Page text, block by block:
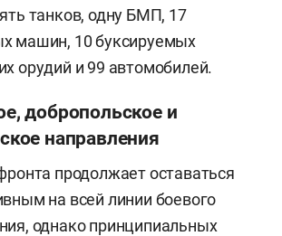
танков, одну БМП, 17
машин, 10 буксируемых
орудий и 99 автомобилей.
добропольское и
направления
продолжает оставаться
на всей линии боевого
однако принципиальных